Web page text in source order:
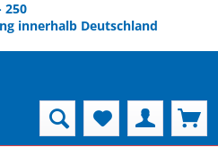
250
innerhalb Deutschland